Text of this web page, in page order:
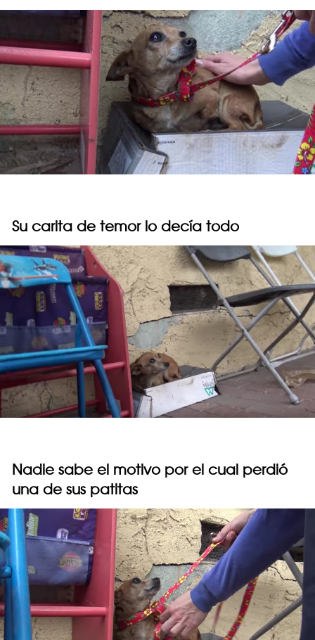
Su carita de temor lo decía todo
Nadie sabe el motivo por el cual perdió
una de sus patitas